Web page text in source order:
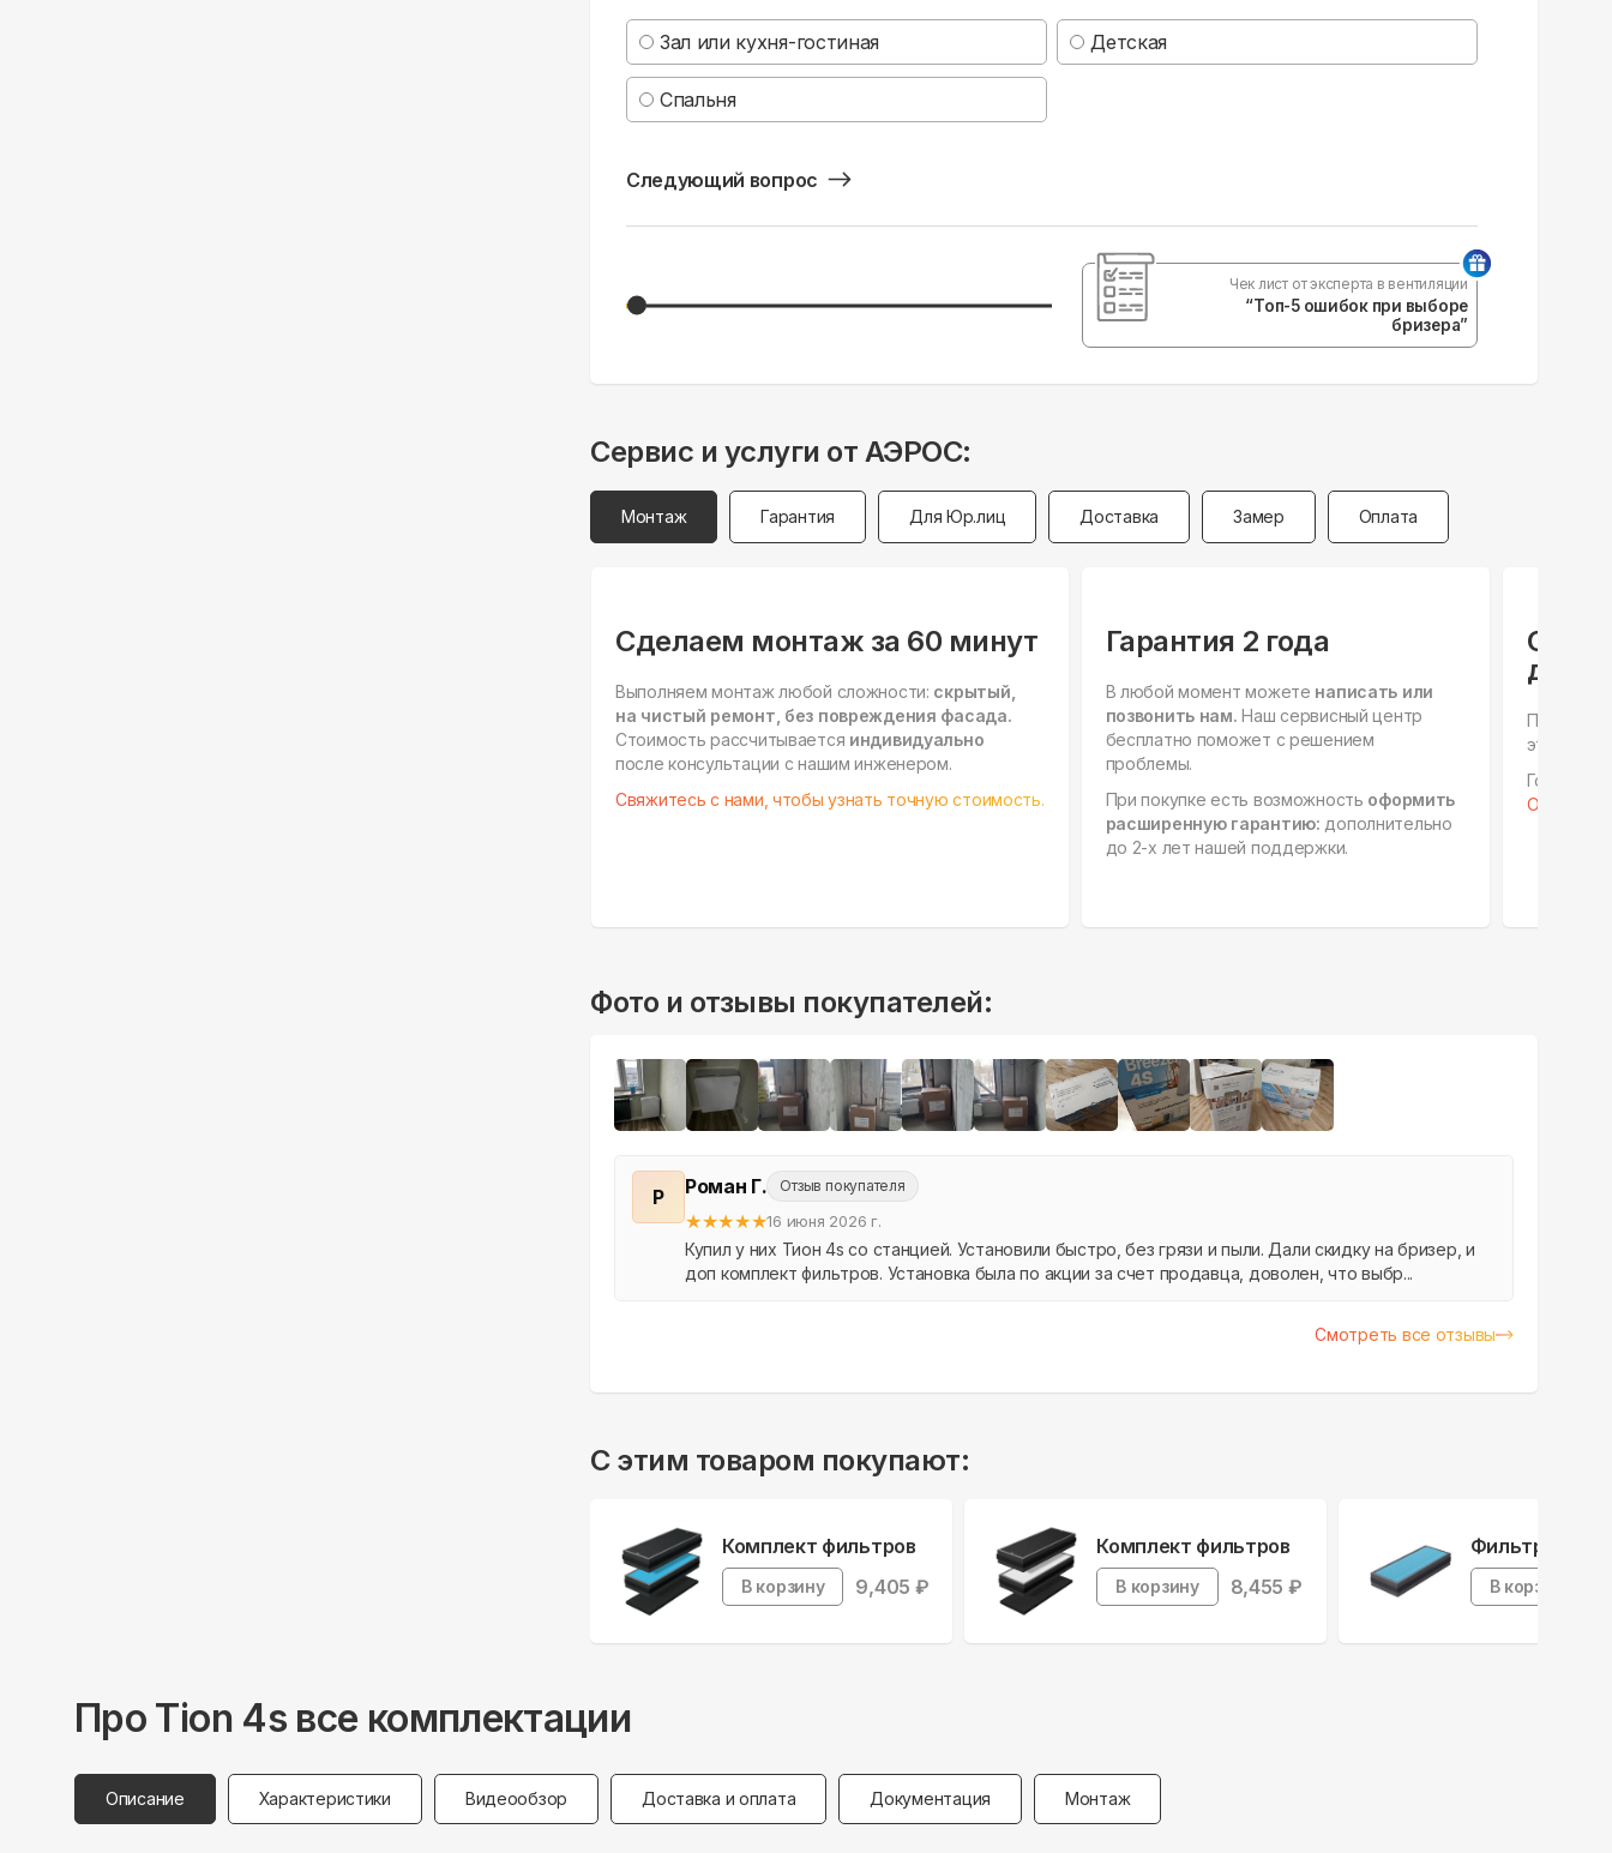
Зал или кухня-гостиная Детская
Спальня
Следующий вопрос
Чек лист от эксперта в вентиляции
“Топ-5 ошибок при выборе
бризера”
Сервис и услуги от АЭРОС:
Монтаж Гарантия Для Юр.лиц Доставка Замер Оплата
Сделаем монтаж за 60 минут
Выполняем монтаж любой сложности: скрытый,
на чистый ремонт, без повреждения фасада.
Стоимость рассчитывается индивидуально
после консультации с нашим инженером.
Свяжитесь с нами, чтобы узнать точную стоимость.
Гарантия 2 года
В любой момент можете написать или
позвонить нам. Наш сервисный центр
бесплатно поможет с решением
проблемы.
При покупке есть возможность оформить
расширенную гарантию: дополнительно
до 2-х лет нашей поддержки.
для
этапах,
Готовы к
Фото и отзывы покупателей:
Р Роман Г. Отзыв покупателя
★★★★★16 июня 2026 г.
Купил у них Тион 4s со станцией. Установили быстро, без грязи и пыли. Дали скидку на бризер, и
доп комплект фильтров. Установка была по акции за счет продавца, доволен, что выбр...
Смотреть все отзывы
С этим товаром покупают:
Комплект фильтров
В корзину 9,405 ₽
Комплект фильтров
В корзину 8,455 ₽
Фильтр H13
В корзину
Про Tion 4s все комплектации
Описание Характеристики Видеообзор Доставка и оплата Документация Монтаж